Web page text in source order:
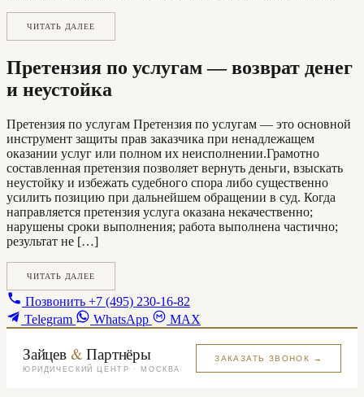
ЧИТАТЬ ДАЛЕЕ
Претензия по услугам — возврат денег
и неустойка
Претензия по услугам Претензия по услугам — это основной
инструмент защиты прав заказчика при ненадлежащем
оказании услуг или полном их неисполнении.Грамотно
составленная претензия позволяет вернуть деньги, взыскать
неустойку и избежать судебного спора либо существенно
усилить позицию при дальнейшем обращении в суд. Когда
направляется претензия услуга оказана некачественно;
нарушены сроки выполнения; работа выполнена частично;
результат не […]
ЧИТАТЬ ДАЛЕЕ
Позвонить +7 (495) 230-16-82
Telegram
WhatsApp MAX
Зайцев & Партнёры
ЮРИДИЧЕСКИЙ ЦЕНТР · МОСКВА
ЗАКАЗАТЬ ЗВОНОК →